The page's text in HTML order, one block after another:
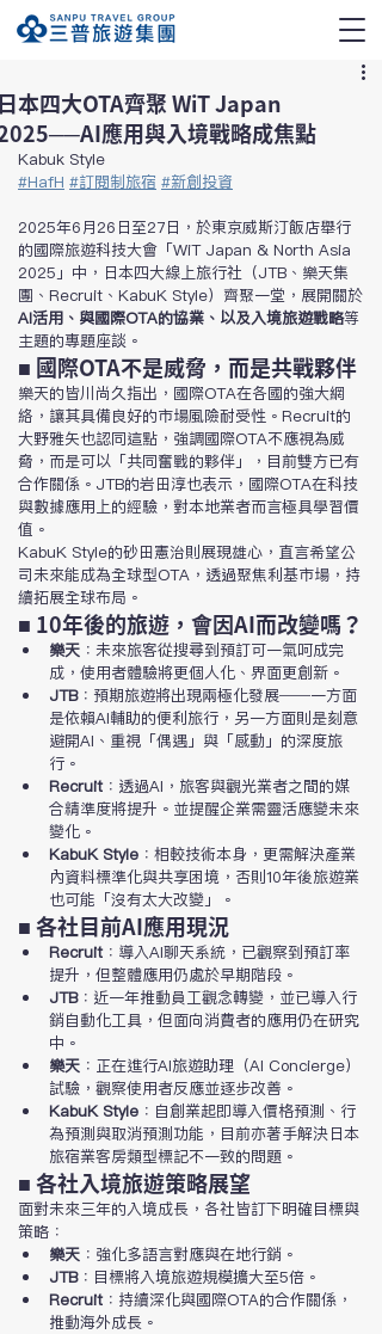
本四大OTA齊聚 WiT Japan
應用與入境戰略成焦點
Kabuk Style
#HafH #訂閱制旅宿 #新創投資
2025年6月26日至27日，於東京威斯汀飯店舉行
的國際旅遊科技大會「WiT Japan & North Asia
2025」中，日本四大線上旅行社（JTB、樂天集
團、Recruit、KabuK Style）齊聚一堂，展開關於
AI活用、與國際OTA的協業、以及入境旅遊戰略等
主題的專題座談。
■ 國際OTA不是威脅，而是共戰夥伴
樂天的皆川尚久指出，國際OTA在各國的強大網
絡，讓其具備良好的市場風險耐受性。Recruit的
大野雅矢也認同這點，強調國際OTA不應視為威
脅，而是可以「共同奮戰的夥伴」，目前雙方已有
合作關係。JTB的岩田淳也表示，國際OTA在科技
與數據應用上的經驗，對本地業者而言極具學習價
值。
KabuK Style的砂田憲治則展現雄心，直言希望公
司未來能成為全球型OTA，透過聚焦利基市場，持
續拓展全球布局。
■ 10年後的旅遊，會因AI而改變嗎？
樂天 ：未來旅客從搜尋到預訂可一氣呵成完
成，使用者體驗將更個人化、界面更創新。
JTB：預期旅遊將出現兩極化發展──一方面
是依賴AI輔助的便利旅行，另一方面則是刻意
避開AI、重視「偶遇」與「感動」的深度旅
行。
Recruit：透過AI，旅客與觀光業者之間的媒
合精準度將提升。並提醒企業需靈活應變未來
變化。
KabuK Style ：相較技術本身，更需解決產業
內資料標準化與共享困境，否則10年後旅遊業
也可能「沒有太大改變」。
■ 各社目前AI應用現況
Recruit：導入AI聊天系統，已觀察到預訂率
提升，但整體應用仍處於早期階段。
JTB：近一年推動員工觀念轉變，並已導入行
銷自動化工具，但面向消費者的應用仍在研究
中。
樂天 ：正在進行AI旅遊助理（AI Concierge）
試驗，觀察使用者反應並逐步改善。
KabuK Style ：自創業起即導入價格預測、行
為預測與取消預測功能，目前亦著手解決日本
旅宿業客房類型標記不一致的問題。
■ 各社入境旅遊策略展望
面對未來三年的入境成長，各社皆訂下明確目標與
策略：
樂天 ：強化多語言對應與在地行銷。
JTB：目標將入境旅遊規模擴大至5倍。
Recruit：持續深化與國際OTA的合作關係，
推動海外成長。